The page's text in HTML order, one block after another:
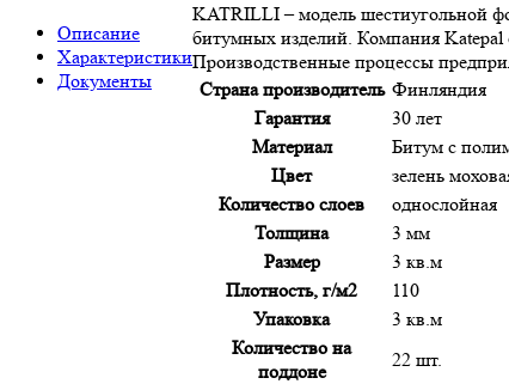
Описание
Характеристики
Документы
KATRILLI – модель шестиугольной
битумных изделий. Компания Katepal
Производственные процессы
Страна производитель Финляндия
Гарантия
30 лет
Материал
Битум с
Цвет
зелень
Количество слоев
однослойная
Толщина
3 мм
Размер
3 кв.м
Плотность, г/м2
110
Упаковка
3 кв.м
Количество на
поддоне
22 шт.